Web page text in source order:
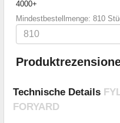
4000+
Mindestbestellmenge: 810
Technische Details
FORYARD